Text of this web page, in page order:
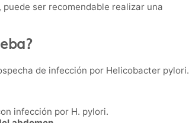
ser recomendable realizar una
de infección por Helicobacter pylori.
infección por H. pylori.